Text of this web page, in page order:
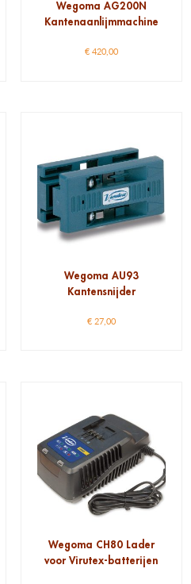
Wegoma AG200N
Kantenaanlijmmachine
€420,00
Wegoma AU93
Kantensnijder
€27,00
Wegoma CH80 Lader
voor Virutex-batterijen